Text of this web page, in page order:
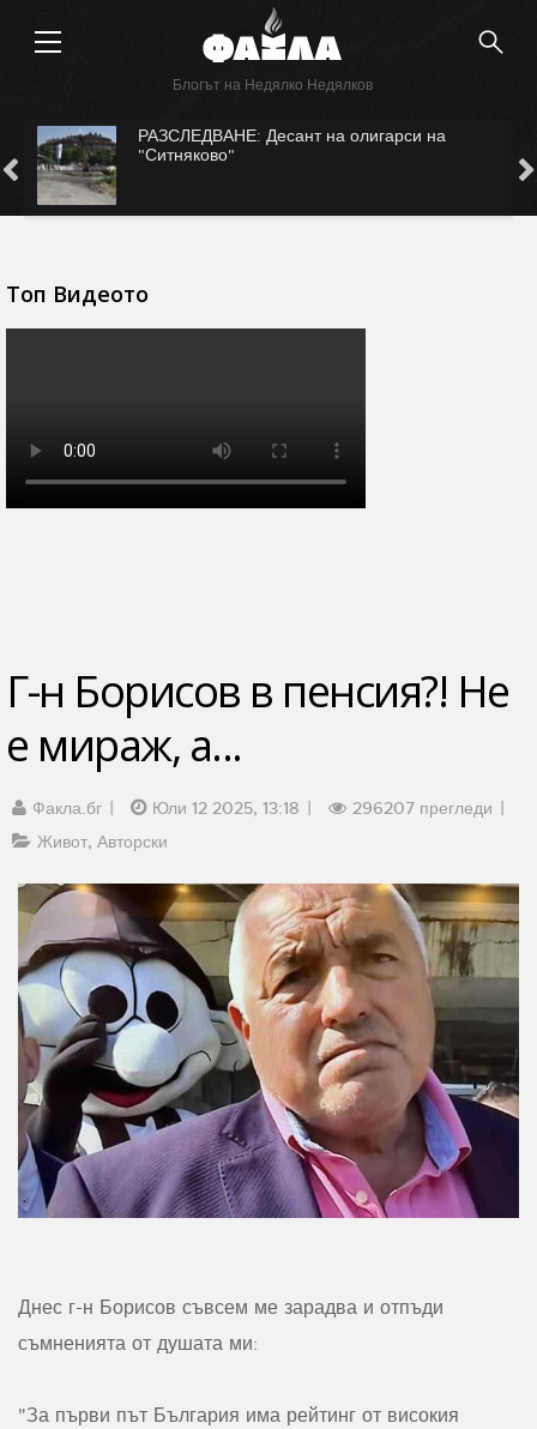
Блогът на Недялко Недялков
САМО ВЪВ "ФАКЛА": САЩ ни рекетират за
Безмер?
Топ Видеото
Г-н Борисов в пенсия?! Не
е мираж, а...
Факла.бг Юли 12 2025, 13:18
296207 прегледи
Живот Авторски
Днес г-н Борисов съвсем ме зарадва и отпъди
съмненията от душата ми:
"За първи път България има рейтинг от високия